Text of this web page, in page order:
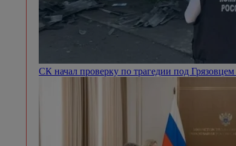
СК начал проверку по трагедии под Грязовцем